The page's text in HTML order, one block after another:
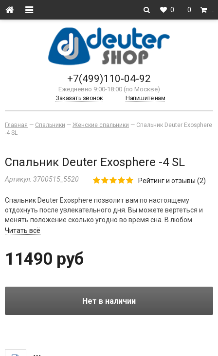
0 0
+7(499)110-04-92
Ежедневно 9:00-18:00 (по Москве)
Заказать звонок
Напишите нам
Главная — Спальники — Женские спальники — Спальник Deuter Exosphere
-4 SL
Спальник Deuter Exosphere -4 SL
Артикул:3700515_5520 Рейтинг и отзывы (2)
Спальник Deuter Exosphere позволит вам по настоящему
отдохнуть после увлекательного дня. Вы можете вертеться и
менять положение сколько угодно во время сна. В любом
другом спальнике вы скорее всего проснётесь. Конструкция
Читать всё
11490 руб
Нет в наличии